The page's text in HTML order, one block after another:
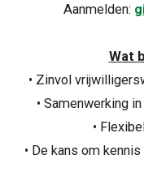
Aanmelden:
Wat
• Zinvol
• Samenwerking
•
• De kans om